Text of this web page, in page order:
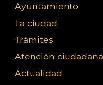
Ayuntamiento
La ciudad
Trámites
Atención ciudadana
Actualidad